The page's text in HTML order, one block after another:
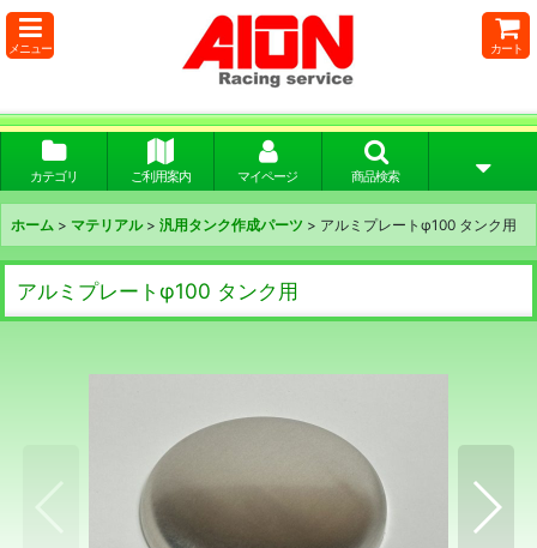
メニュー カート
カテゴリ ご利用案内 マイページ 商品検索
ホーム > マテリアル > 汎用タンク作成パーツ > アルミプレートφ100 タンク用
アルミプレートφ100 タンク用